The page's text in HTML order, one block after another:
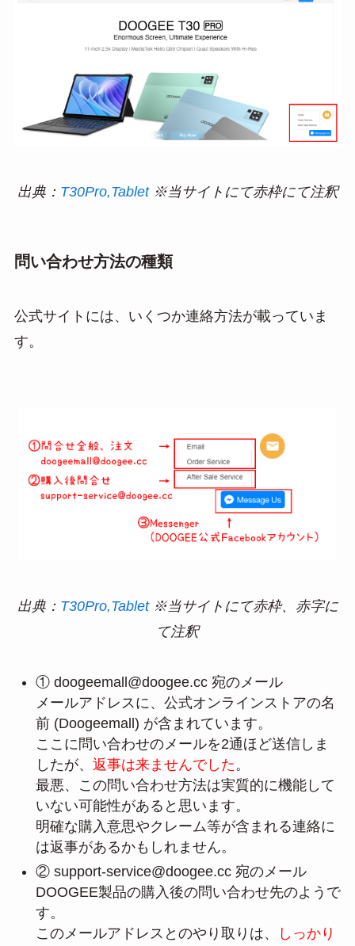
出典： T30Pro,Tablet※当サイトにて赤枠にて注釈
問い合わせ方法の種類
公式サイトには、いくつか連絡方法が載っていま
す。
出典： T30Pro,Tablet※当サイトにて赤枠、赤字に
て注釈
① doogeemall@doogee.cc 宛のメール
メールアドレスに、公式オンラインストアの名
前 (Doogeemall) が含まれています。
ここに問い合わせのメールを2通ほど送信しま
したが、 返事は来ませんでした。
最悪、この問い合わせ方法は実質的に機能して
いない可能性があると思います。
明確な購入意思やクレーム等が含まれる連絡に
は返事があるかもしれません。
② support-service@doogee.cc 宛のメール
DOOGEE製品の購入後の問い合わせ先のようで
す。
このメールアドレスとのやり取りは、
しっかり